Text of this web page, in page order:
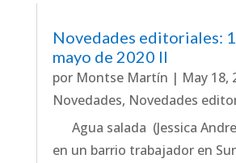
Novedades editoriales:
mayo de 2020 II
por Montse Martín | May 18,
Novedades, Novedades
Agua salada (Jessica
en un barrio trabajador en